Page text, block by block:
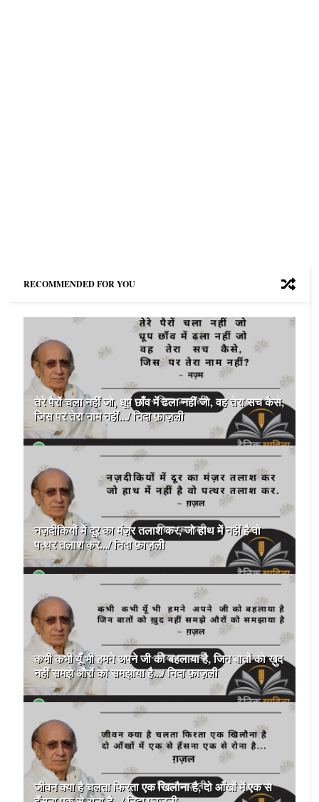
RECOMMENDED FOR YOU
तेरे पैरों चला नहीं जो, धूप छाँव में ढला नहीं जो, वह तेरा सच कैसे,
जिस पर तेरा नाम नहीं.../ निदा फ़ाज़ली
नज़दीकियों में दूर का मंज़र तलाश कर, जो हाथ में नहीं है वो
पत्थर तलाश कर.../ निदा फ़ाज़ली
कभी कभी यूँ भी हमने अपने जी को बहलाया है, जिन बातों को ख़ुद
नहीं समझे औरों को समझाया है.../ निदा फ़ाज़ली
जीवन क्या है चलता फिरता एक खिलौना है, दो आँखों में एक से